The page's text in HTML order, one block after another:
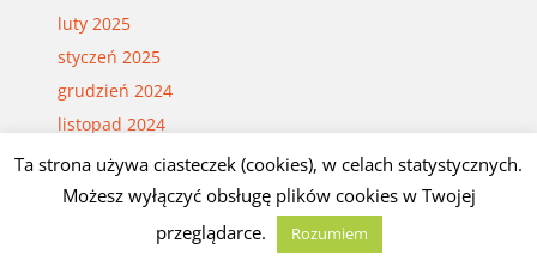
luty 2025
styczeń 2025
grudzień 2024
listopad 2024
październik 2024
wrzesień 2024
sierpień 2024
Ta strona używa ciasteczek (cookies), w celach statystycznych.
Możesz wyłączyć obsługę plików cookies w Twojej
przeglądarce.
Rozumiem